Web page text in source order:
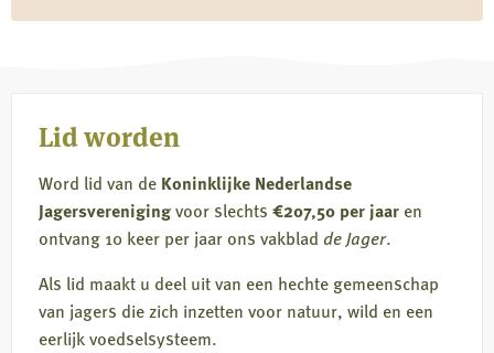
op
op
op
via
Lid worden
Word lid van de Koninklijke Nederlandse
Jagersverenigingvoor slechts €207,50 per jaar en
ontvang 10 keer per jaar ons vakblad de Jager.
Als lid maakt u deel uit van een hechte gemeenschap
van jagers die zich inzetten voor natuur, wild en een
eerlijk voedselsysteem.